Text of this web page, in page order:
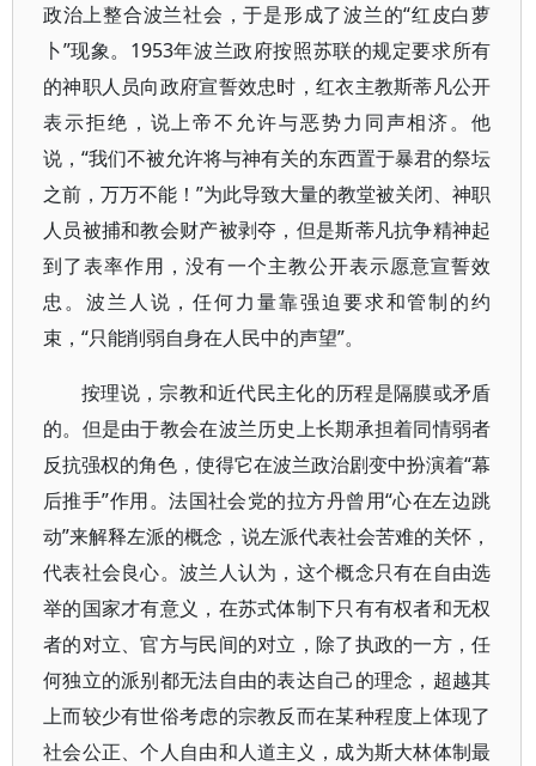
政治上整合波兰社会，于是形成了波兰的“红皮白萝
卜”现象。1953年波兰政府按照苏联的规定要求所有
的神职人员向政府宣誓效忠时，红衣主教斯蒂凡公开
表示拒绝，说上帝不允许与恶势力同声相济。他
说，“我们不被允许将与神有关的东西置于暴君的祭坛
之前，万万不能！”为此导致大量的教堂被关闭、神职
人员被捕和教会财产被剥夺，但是斯蒂凡抗争精神起
到了表率作用，没有一个主教公开表示愿意宣誓效
忠。波兰人说，任何力量靠强迫要求和管制的约
束，“只能削弱自身在人民中的声望”。
按理说，宗教和近代民主化的历程是隔膜或矛盾
的。但是由于教会在波兰历史上长期承担着同情弱者
反抗强权的角色，使得它在波兰政治剧变中扮演着“幕
后推手”作用。法国社会党的拉方丹曾用“心在左边跳
动”来解释左派的概念，说左派代表社会苦难的关怀，
代表社会良心。波兰人认为，这个概念只有在自由选
举的国家才有意义，在苏式体制下只有有权者和无权
者的对立、官方与民间的对立，除了执政的一方，任
何独立的派别都无法自由的表达自己的理念，超越其
上而较少有世俗考虑的宗教反而在某种程度上体现了
社会公正、个人自由和人道主义，成为斯大林体制最